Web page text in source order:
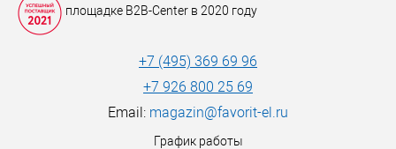
площадке B2B-Center в 2020 году
+7 (495) 369 69 96
+7 926 800 25 69
Email: magazin@favorit-el.ru
График работы